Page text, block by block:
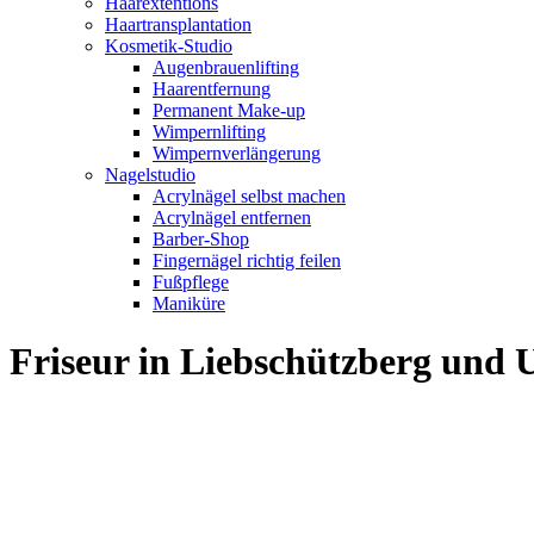
Haartransplantation
Kosmetik-Studio
Augenbrauenlifting
Haarentfernung
Permanent Make-up
Wimpernlifting
Wimpernverlängerung
Nagelstudio
Acrylnägel selbst machen
Acrylnägel entfernen
Barber-Shop
Fingernägel richtig feilen
Fußpflege
Maniküre
Friseur in Liebschützberg und